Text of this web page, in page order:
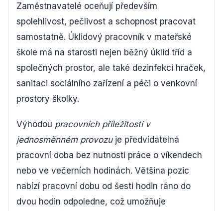
Zaměstnavatelé oceňují především
spolehlivost, pečlivost a schopnost pracovat
samostatně. Úklidový pracovník v mateřské
škole má na starosti nejen běžný úklid tříd a
společných prostor, ale také dezinfekci hraček,
sanitaci sociálního zařízení a péči o venkovní
prostory školky.
Výhodou pracovních příležitostí v
jednosměnném provozuje předvídatelná
pracovní doba bez nutnosti práce o víkendech
nebo ve večerních hodinách. Většina pozic
nabízí pracovní dobu od šesti hodin ráno do
dvou hodin odpoledne, což umožňuje